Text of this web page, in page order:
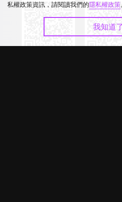
私權政策資訊，請閱讀我們的隱私權政策
我知道